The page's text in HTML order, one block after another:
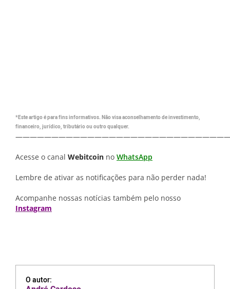
*Este artigo é para fins informativos. Não visa aconselhamento de investimento,
financeiro, jurídico, tributário ou outro qualquer.
Acesse o canal Webitcoin no WhatsApp
Lembre de ativar as notificações para não perder nada!
Acompanhe nossas notícias também pelo nosso
Instagram
O autor: